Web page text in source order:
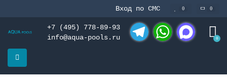
Вход по СМС 0 0
+7 (495) 778-89-93
info@aqua-pools.ru
0